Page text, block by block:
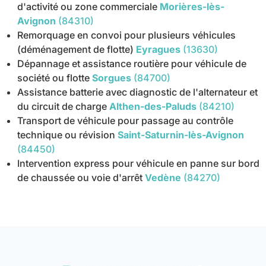
d'activité ou zone commerciale Morières-lès-
Avignon (84310)
Remorquage en convoi pour plusieurs véhicules
(déménagement de flotte) Eyragues (13630)
Dépannage et assistance routière pour véhicule de
société ou flotte Sorgues (84700)
Assistance batterie avec diagnostic de l'alternateur et
du circuit de charge Althen-des-Paluds (84210)
Transport de véhicule pour passage au contrôle
technique ou révision Saint-Saturnin-lès-Avignon
(84450)
Intervention express pour véhicule en panne sur bord
de chaussée ou voie d'arrêt Vedène (84270)